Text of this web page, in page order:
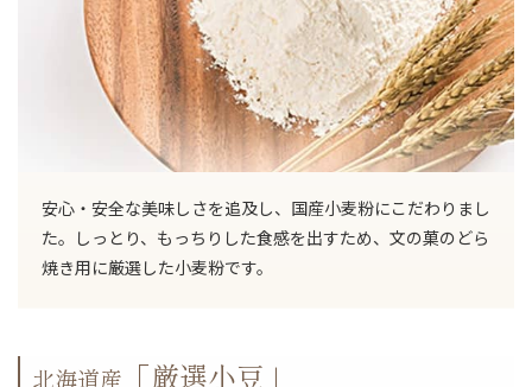
安心・安全な美味しさを追及し、国産小麦粉にこだわりまし
た。しっとり、もっちりした食感を出すため、文の菓のどら
焼き用に厳選した小麦粉です。
北海道産 「厳選小豆」